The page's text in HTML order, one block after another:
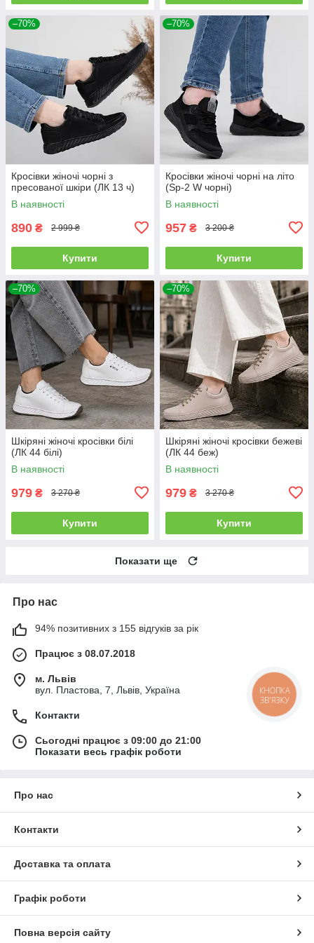
–70%
Кросівки жіночі чорні з
пресованої шкіри (ЛК 13 ч)
В наявності
890 ₴ 2 999 ₴
Купити
–70%
Кросівки жіночі чорні на літо
(Sp-2 W чорні)
В наявності
957 ₴ 3 200 ₴
Купити
–70%
Шкіряні жіночі кросівки білі
(ЛК 44 білі)
В наявності
979 ₴ 3 270 ₴
Купити
–70%
Шкіряні жіночі кросівки бежеві
(ЛК 44 беж)
В наявності
979 ₴ 3 270 ₴
Купити
Показати ще
Про нас
94% позитивних з 155 відгуків за рік
Працює з 08.07.2018
м. Львів
вул. Пластова, 7, Львів, Україна
Контакти
Сьогодні працює з 09:00 до 21:00
Показати весь графік роботи
Про нас
Контакти
Доставка та оплата
Графік роботи
Повна версія сайту
КНОПКА
ЗВ'ЯЗКУ